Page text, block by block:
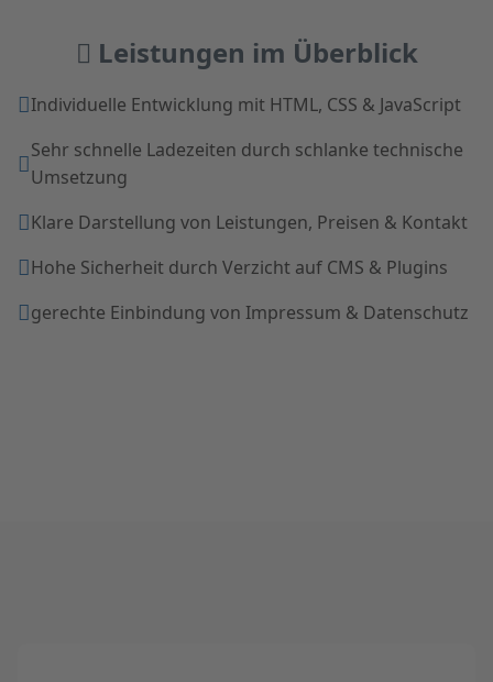
Leistungen im Überblick
Individuelle Entwicklung mit HTML, CSS & JavaScript
Sehr schnelle Ladezeiten durch schlanke technische
Umsetzung
Klare Darstellung von Leistungen, Preisen & Kontakt
Hohe Sicherheit durch Verzicht auf CMS & Plugins
gerechte Einbindung von Impressum & Datenschutz